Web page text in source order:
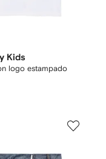
Kids
logo estampado